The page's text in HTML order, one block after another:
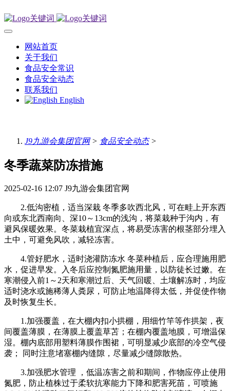
网站首页
关于我们
食品安全常识
食品安全动态
联系我们
English
J9九游会集团官网> 食品安全动态>
冬季蔬菜防冻措施
2025-02-16 12:07 J9九游会集团官网
2.低沟密植，适当深栽 冬季多吹西北风，可在畦上开东西
向或东北西南向、深10～13cm的浅沟，将菜栽种于沟内，有
避风保暖效果。冬菜栽植宜深点，将易受冻害的根茎部分埋入
土中，可避免风吹，减轻冻害。
4.管好肥水，适时浇灌防冻水 冬菜种植后，应合理施用肥
水，促进早发。入冬后应控制氮肥施用量，以防徒长过嫩。在
寒潮侵入前1～2天和寒潮过后、天气回暖、土壤解冻时，均应
适时浇水或施稀薄人粪尿，可防止地温降得太低，并促使作物
及时恢复生长。
1.加强覆盖，在大棚内扣小拱棚，用细竹竿等作拱架，夜
间覆盖薄膜，在薄膜上覆盖草苫；在棚内覆盖地膜，可增温保
湿。棚内底部用塑料薄膜作围裙，可明显减少底部的冷空气侵
袭； 同时注意堵塞棚内缝隙，尽量减少缝隙散热。
3.加强肥水管理 ，低温冻害之前和期间，作物应停止使用
氮肥，防止植株过于柔软抗寒能力下降和肥害死苗，可喷施